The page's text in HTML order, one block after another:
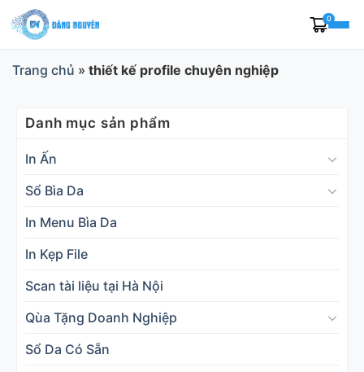
Skip
to
0
Trang chủ » thiết kế profile chuyên nghiệp
Danh mục sản phẩm
In Ấn
Sổ Bìa Da
In Menu Bìa Da
In Kẹp File
Scan tài liệu tại Hà Nội
Qùa Tặng Doanh Nghiệp
Sổ Da Có Sẵn